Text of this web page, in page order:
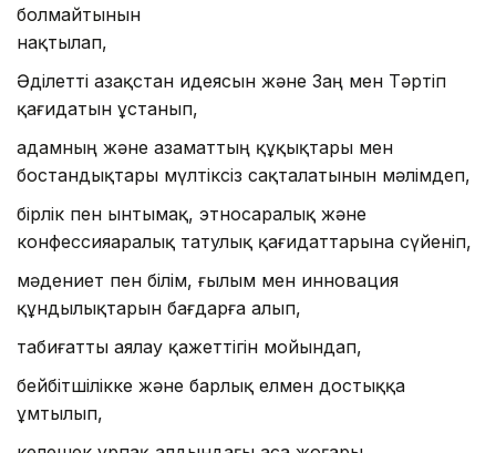
болмайтынын
нақтылап,
Әділетті Қазақстан идеясын және Заң мен Тәртіп
қағидатын ұстанып,
адамның және азаматтың құқықтары мен
бостандықтары мүлтіксіз сақталатынын мәлімдеп,
бірлік пен ынтымақ, этносаралық және
конфессияаралық татулық қағидаттарына сүйеніп,
мәдениет пен білім, ғылым мен инновация
құндылық­тарын бағдарға алып,
табиғатты аялау қажеттігін мойындап,
бейбітшілікке және барлық елмен достыққа
ұмтылып,